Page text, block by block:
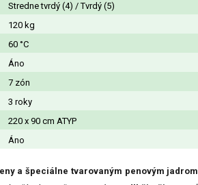
Stredne tvrdý (4) / Tvrdý (5)
120 kg
60 °C
Áno
7 zón
3 roky
220 x 90 cm ATYP
Áno
a špeciálne tvarovaným penovým jadrom